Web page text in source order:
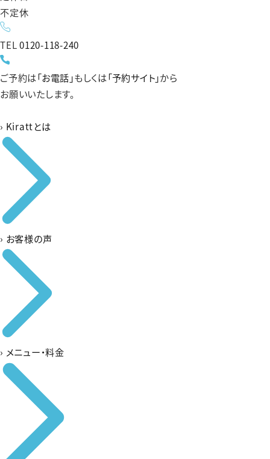
不定休
TEL0120-118-240
ご予約は「お電話」もしくは「予約サイト」から
お願いいたします。
› Kirattとは
› お客様の声
› メニュー・料金